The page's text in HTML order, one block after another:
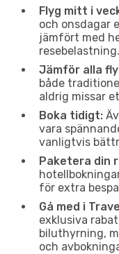
Flyg mitt i
och onsdagar
jämfört med
resebelastning.
Jämför alla
både
aldrig missar
Boka tidigt:
vara
vanligtvis
Paketera din
för extra
Gå med i
exklusiva
biluthyrning,
och